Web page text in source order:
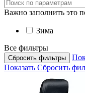
Важно заполнить это
Зима
Все фильтры
Сбросить фильтры
Показать Сбросить